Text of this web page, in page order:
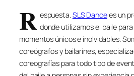
R espuesta.SLS Dancees un
donde utilizamos el baile
momentos únicos e inolvidables.
coreógrafos y bailarines,
coreografías para todo tipo de